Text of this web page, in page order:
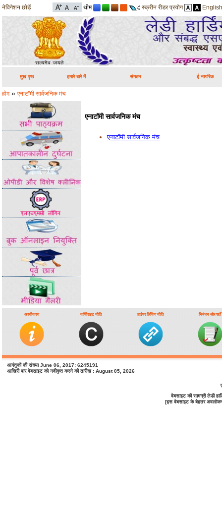
नेविगेशन छोड़ें थीम स्क्रीन रीडर प्रयोग English
मुख पृष्ठ हमारे बारे में संगठन ई नागरिक
होम» एनाटॉमी सार्वजनिक मंच
एनाटॉमी सार्वजनिक मंच
एनाटॉमी सार्वजनिक मंच
अस्वीकरण कॉपीराइट नीति हाईपर लिंकिंग नीति निबंधन और शर्तें
आगंतुकों की संख्या June 06, 2017: 6245191
आखिरी बार वेबसाइट को नवीकृत करने की तारीख : August 05, 2026
वेबसाइट की सामग्री लेडी
[इस वेबसाइट के बेहतर